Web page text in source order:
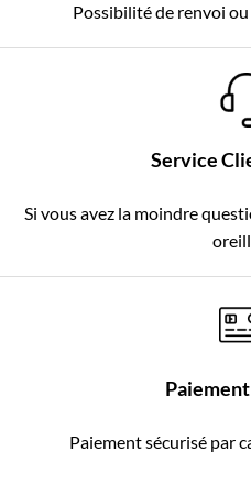
Possibilité de renvoi
Service
Si vous avez la moindre
Paiement sécurisé par